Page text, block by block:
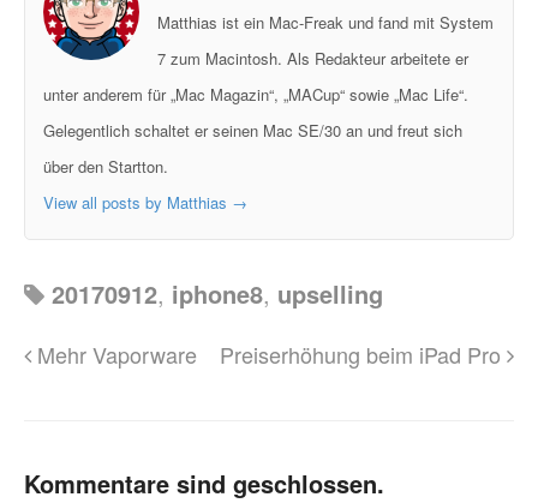
Matthias ist ein Mac-Freak und fand mit System
7 zum Macintosh. Als Redakteur arbeitete er
unter anderem für „Mac Magazin“, „MACup“ sowie „Mac Life“.
Gelegentlich schaltet er seinen Mac SE/30 an und freut sich
über den Startton.
View all posts by Matthias →
20170912, iphone8, upselling
Mehr Vaporware Preiserhöhung beim iPad Pro
Kommentare sind geschlossen.